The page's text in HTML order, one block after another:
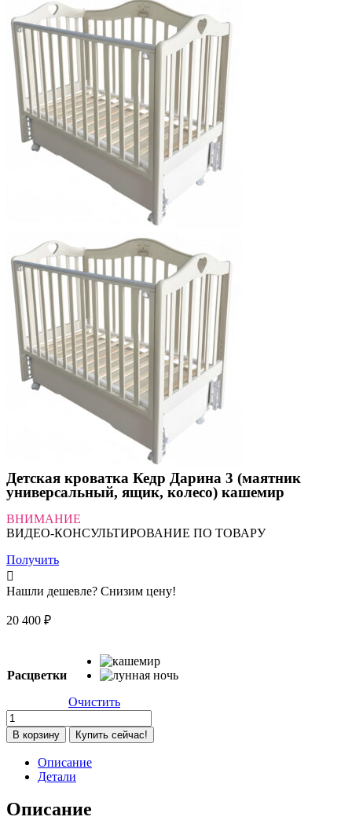
Детская кроватка Кедр Дарина 3 (маятник
универсальный, ящик, колесо) кашемир
ВНИМАНИЕ
ВИДЕО-КОНСУЛЬТИРОВАНИЕ ПО ТОВАРУ
Получить
Нашли дешевле? Снизим цену!
20 400 ₽
Расцветки
Очистить
Количество
товара
Детская
кроватка
Кедр
Дарина
3
(маятник
В корзину Купить сейчас!
Описание
Детали
Описание